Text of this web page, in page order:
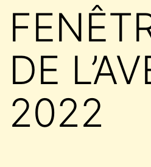
DE
2022